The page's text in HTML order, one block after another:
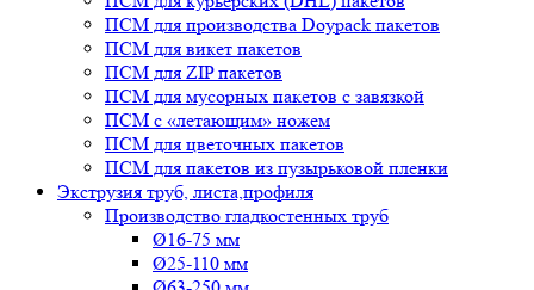
ПСМ для производства Doypack пакетов
ПСМ для викет пакетов
ПСМ для ZIP пакетов
ПСМ для мусорных пакетов с завязкой
ПСМ с «летающим» ножем
ПСМ для цветочных пакетов
ПСМ для пакетов из пузырьковой пленки
Экструзия труб, листа,профиля
Производство гладкостенных труб
Ø16-75 мм
Ø25-110 мм